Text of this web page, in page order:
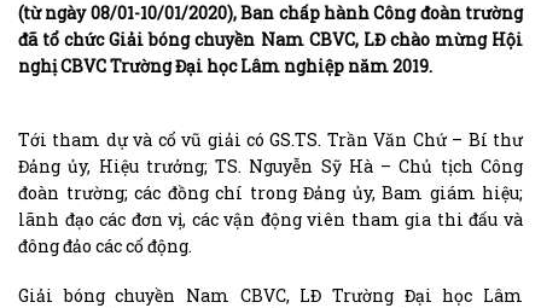
(từ ngày 08/01-10/01/2020), Ban chấp hành Công đoàn trường
đã tổ chức Giải bóng chuyền Nam CBVC, LĐ chào mừng Hội
nghị CBVC Trường Đại học Lâm nghiệp năm 2019.
Tới tham dự và cổ vũ giải có GS.TS. Trần Văn Chứ – Bí thư
Đảng ủy, Hiệu trưởng; TS. Nguyễn Sỹ Hà – Chủ tịch Công
đoàn trường; các đồng chí trong Đảng ủy, Bam giám hiệu;
lãnh đạo các đơn vị, các vận động viên tham gia thi đấu và
đông đảo các cổ động.
Giải bóng chuyền Nam CBVC, LĐ Trường Đại học Lâm